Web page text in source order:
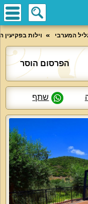
המערבי וילות
הפרסום הוסר
שתף